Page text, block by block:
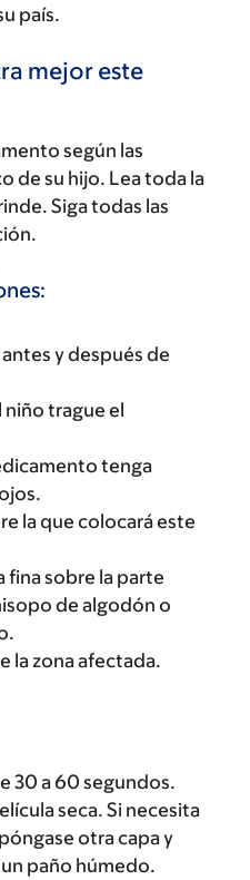
país.
mejor este
según las
de su hijo. Lea toda la
Siga todas las
y después de
niño trague el
tenga
la que colocará este
fina sobre la parte
de algodón o
la zona afectada.
30 a 60 segundos.
seca. Si necesita
otra capa y
paño húmedo.